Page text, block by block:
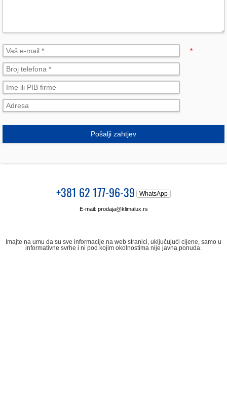
*
Pošalji zahtjev
+381 62 177-96-39 WhatsApp
E-mail: prodaja@klimalux.rs
Imajte na umu da su sve informacije na web stranici, uključujući cijene, samo u
informativne svrhe i ni pod kojim okolnostima nije javna ponuda.